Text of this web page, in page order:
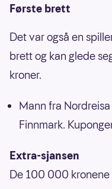
Første brett
Det var også en
brett og kan glede
kroner.
Mann fra Nordreisa
Finnmark.
Extra-sjansen
De 100 000